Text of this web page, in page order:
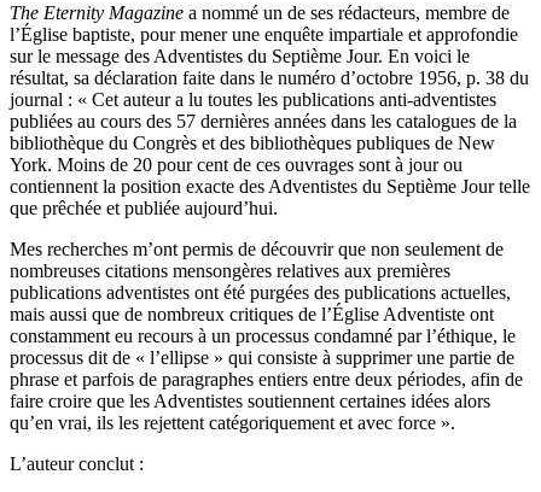
The Eternity Magazine a nommé un de ses rédacteurs, membre de
l’Église baptiste, pour mener une enquête impartiale et approfondie
sur le message des Adventistes du Septième Jour. En voici le
résultat, sa déclaration faite dans le numéro d’octobre 1956, p. 38 du
journal : « Cet auteur a lu toutes les publications anti-adventistes
publiées au cours des 57 dernières années dans les catalogues de la
bibliothèque du Congrès et des bibliothèques publiques de New
York. Moins de 20 pour cent de ces ouvrages sont à jour ou
contiennent la position exacte des Adventistes du Septième Jour telle
que prêchée et publiée aujourd’hui.
Mes recherches m’ont permis de découvrir que non seulement de
nombreuses citations mensongères relatives aux premières
publications adventistes ont été purgées des publications actuelles,
mais aussi que de nombreux critiques de l’Église Adventiste ont
constamment eu recours à un processus condamné par l’éthique, le
processus dit de « l’ellipse » qui consiste à supprimer une partie de
phrase et parfois de paragraphes entiers entre deux périodes, afin de
faire croire que les Adventistes soutiennent certaines idées alors
qu’en vrai, ils les rejettent catégoriquement et avec force ».
L’auteur conclut :